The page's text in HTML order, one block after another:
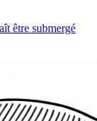
être submergé